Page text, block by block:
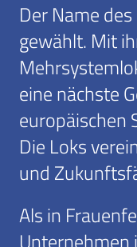
Der Name
gewählt. Mit
eine nächste
europäischen
Die Loks
und
Als in
Unternehmen